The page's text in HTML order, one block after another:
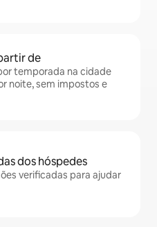
de
temporada na cidade
noite, sem impostos e
dos hóspedes
verificadas para ajudar